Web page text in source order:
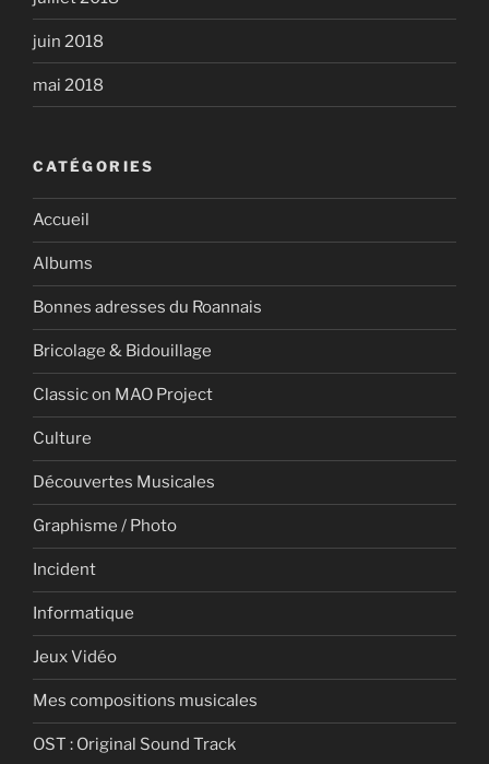
juin 2018
mai 2018
CATÉGORIES
Accueil
Albums
Bonnes adresses du Roannais
Bricolage & Bidouillage
Classic on MAO Project
Culture
Découvertes Musicales
Graphisme / Photo
Incident
Informatique
Jeux Vidéo
Mes compositions musicales
OST : Original Sound Track